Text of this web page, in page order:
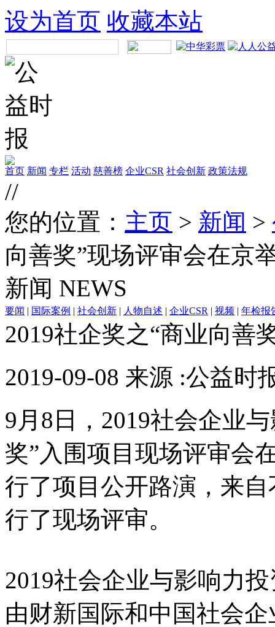
设为首页 收藏本站
首页 新闻 专栏 活动 慈善榜 企业CSR 社会创新 政策法规
//
您的位置： 主页 > 新闻 >
向善奖”现场评审会在京
新闻 NEWS
要闻 | 国际案例 | 社会创新 | 人物自述 | 企业CSR | 视频 | 年检报
2019社企奖之“商业向善
2019-09-08 来源 :公益时
9月8日，2019社会企业
奖”入围项目现场评审会
行了项目公开路演，来
行了现场评审。
2019社会企业与影响力
由财新国际和中国社会